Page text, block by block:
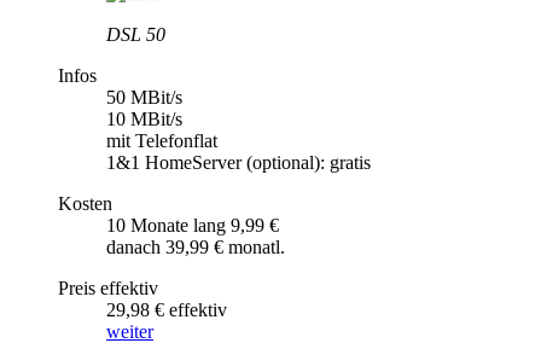
DSL 50
Infos
50 MBit/s
10 MBit/s
mit Telefonflat
1&1 HomeServer (optional): gratis
Kosten
10 Monate lang 9,99 €
danach 39,99 € monatl.
Preis effektiv
29,98 € effektiv
weiter